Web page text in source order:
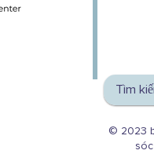
© 2023